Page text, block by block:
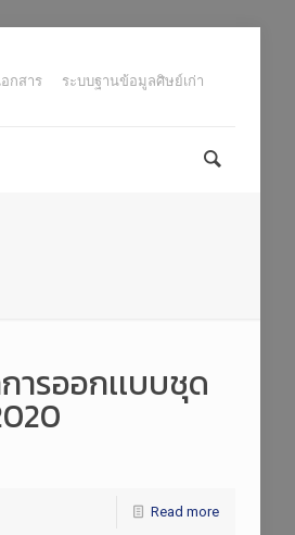
กสาร ระบบฐานข้อมูลศิษย์เก่า
รออกเเบบชุด
Read more